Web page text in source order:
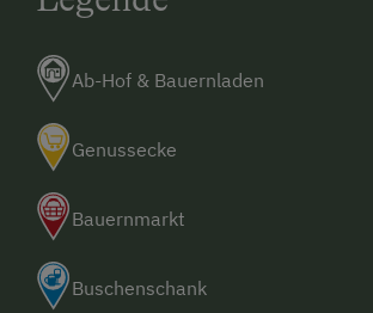
Ab-Hof & Bauernladen
Genussecke
Bauernmarkt
Buschenschank